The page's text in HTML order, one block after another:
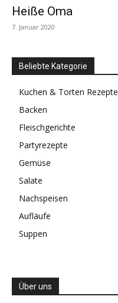
Heiße Oma
7. Januar 2020
Beliebte Kategorie
Kuchen & Torten Rezepte
Backen
Fleischgerichte
Partyrezepte
Gemüse
Salate
Nachspeisen
Aufläufe
Suppen
Über uns